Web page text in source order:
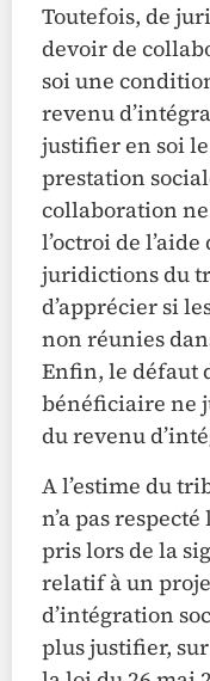
Toutefois, de
devoir de
soi une
revenu
justifier en soi
prestation
collaboration
l’octroi de l’aide
juridictions du
d’apprécier si
non réunies
Enfin, le défaut
bénéficiaire ne
du revenu
A l’estime du
n’a pas
pris lors de la
relatif à un
d’intégration
plus justifier, sur